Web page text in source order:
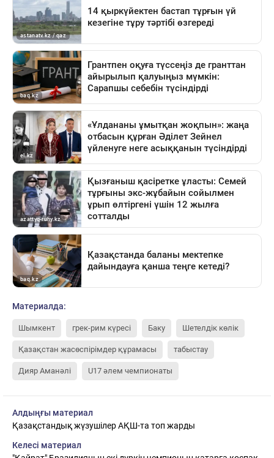
Материалда:
Шымкент грек-рим күресі Баку Шетелдік көлік
Қазақстан жасөспірімдер құрамасы табыстау
Дияр Аманәлі U17 әлем чемпионаты
Алдыңғы материал
Қазақстандық жүзушілер АҚШ-та топ жарды
Келесі материал